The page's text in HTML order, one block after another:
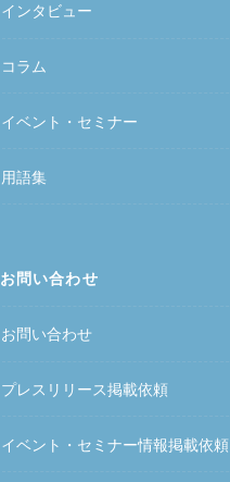
インタビュー
コラム
イベント・セミナー
用語集
お問い合わせ
お問い合わせ
プレスリリース掲載依頼
イベント・セミナー情報掲載依頼